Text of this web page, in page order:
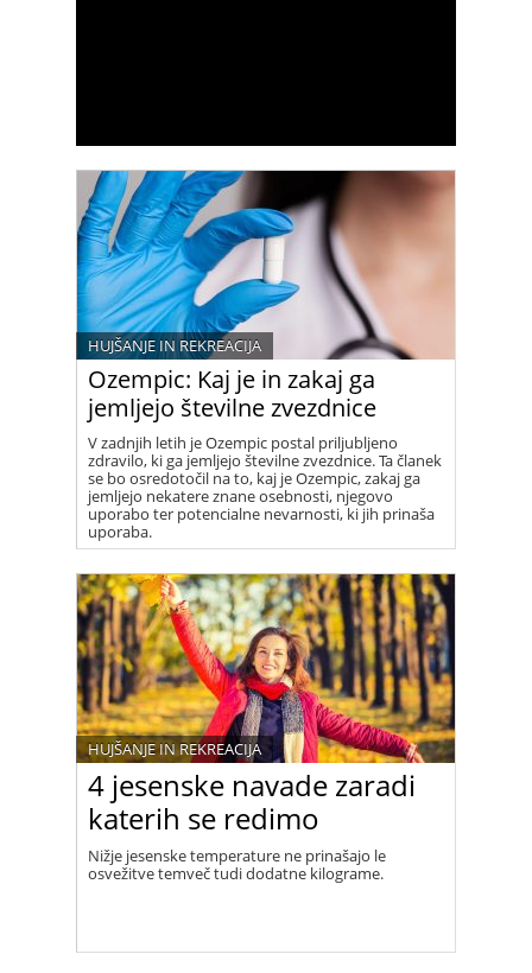
Ozempic: Kaj je in zakaj ga
jemljejo številne zvezdnice
HUJŠANJE IN REKREACIJA
V zadnjih letih je Ozempic postal priljubljeno
zdravilo, ki ga jemljejo številne zvezdnice. Ta članek
se bo osredotočil na to, kaj je Ozempic, zakaj ga
jemljejo nekatere znane osebnosti, njegovo
uporabo ter potencialne nevarnosti, ki jih prinaša
uporaba.
4 jesenske navade zaradi
katerih se redimo
HUJŠANJE IN REKREACIJA
Nižje jesenske temperature ne prinašajo le
osvežitve temveč tudi dodatne kilograme.